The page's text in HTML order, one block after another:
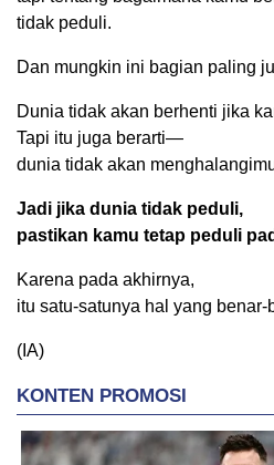
tidak peduli.
Dan mungkin ini bagian paling
Dunia tidak akan berhenti jika
Tapi itu juga berarti—
dunia tidak akan
Jadi jika dunia tidak peduli,
pastikan kamu tetap peduli
Karena pada akhirnya,
itu satu-satunya hal yang benar-
(IA)